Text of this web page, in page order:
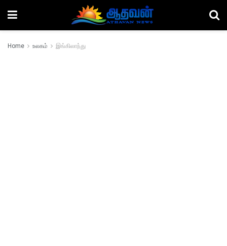
Home உலகம் இங்கிலாந்து